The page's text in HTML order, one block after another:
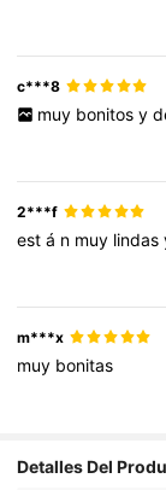
c***8
muy bonitos y
2***f
está n muy lindas
m***x
muy bonitas
Detalles Del